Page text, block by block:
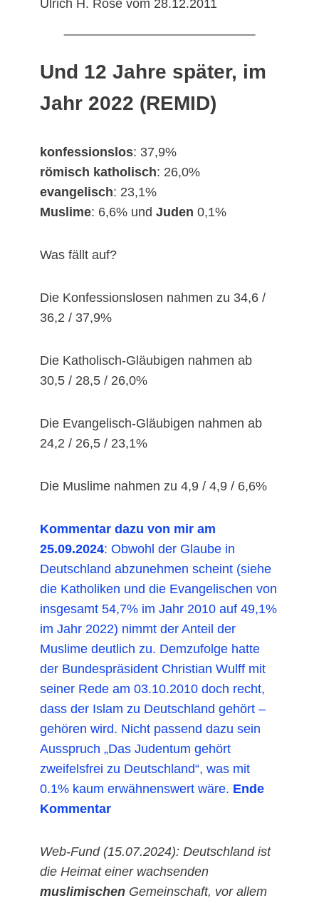
Ulrich H. Rose vom 28.12.2011
Und 12 Jahre später, im
Jahr 2022 (REMID)
konfessionslos: 37,9%
römisch katholisch: 26,0%
evangelisch: 23,1%
Muslime: 6,6% und Juden 0,1%
Was fällt auf?
Die Konfessionslosen nahmen zu 34,6 /
36,2 / 37,9%
Die Katholisch-Gläubigen nahmen ab
30,5 / 28,5 / 26,0%
Die Evangelisch-Gläubigen nahmen ab
24,2 / 26,5 / 23,1%
Die Muslime nahmen zu 4,9 / 4,9 / 6,6%
Kommentar dazu von mir am
25.09.2024: Obwohl der Glaube in
Deutschland abzunehmen scheint (siehe
die Katholiken und die Evangelischen von
insgesamt 54,7% im Jahr 2010 auf 49,1%
im Jahr 2022) nimmt der Anteil der
Muslime deutlich zu. Demzufolge hatte
der Bundespräsident Christian Wulff mit
seiner Rede am 03.10.2010 doch recht,
dass der Islam zu Deutschland gehört –
gehören wird. Nicht passend dazu sein
Ausspruch „Das Judentum gehört
zweifelsfrei zu Deutschland“, was mit
0.1% kaum erwähnenswert wäre. Ende
Kommentar
Web-Fund (15.07.2024): Deutschland ist
die Heimat einer wachsenden
muslimischen Gemeinschaft, vor allem